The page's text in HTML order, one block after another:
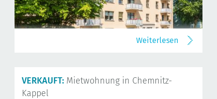
Weiterlesen
VERKAUFT: Mietwohnung in Chemnitz-
Kappel